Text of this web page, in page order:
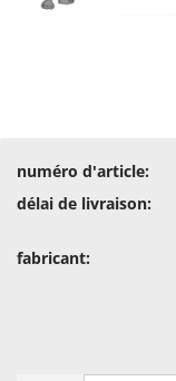
numéro d'article:
délai de livraison:
fabricant: